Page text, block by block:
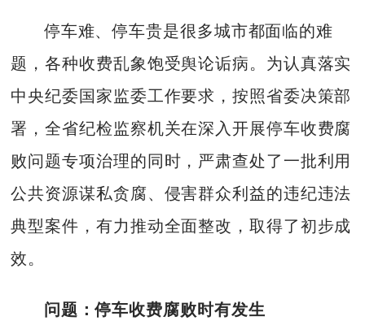
停车难、停车贵是很多城市都面临的难
题，各种收费乱象饱受舆论诟病。为认真落实
中央纪委国家监委工作要求，按照省委决策部
署，全省纪检监察机关在深入开展停车收费腐
败问题专项治理的同时，严肃查处了一批利用
公共资源谋私贪腐、侵害群众利益的违纪违法
典型案件，有力推动全面整改，取得了初步成
效。
问题：停车收费腐败时有发生